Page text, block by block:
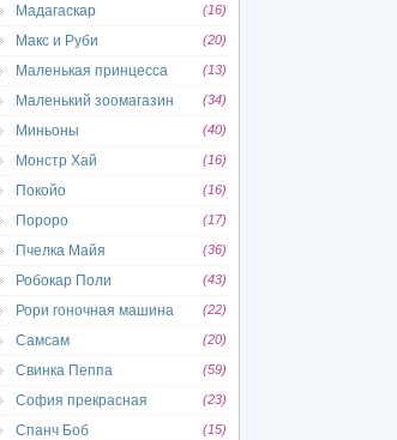
Мадагаскар (16)
Макс и Руби (20)
Маленькая принцесса (13)
Маленький зоомагазин (34)
Миньоны (40)
Монстр Хай (16)
Покойо (16)
Пороро (17)
Пчелка Майя (36)
Робокар Поли (43)
Рори гоночная машина (22)
Самсам (20)
Свинка Пеппа (59)
София прекрасная (23)
Спанч Боб (15)